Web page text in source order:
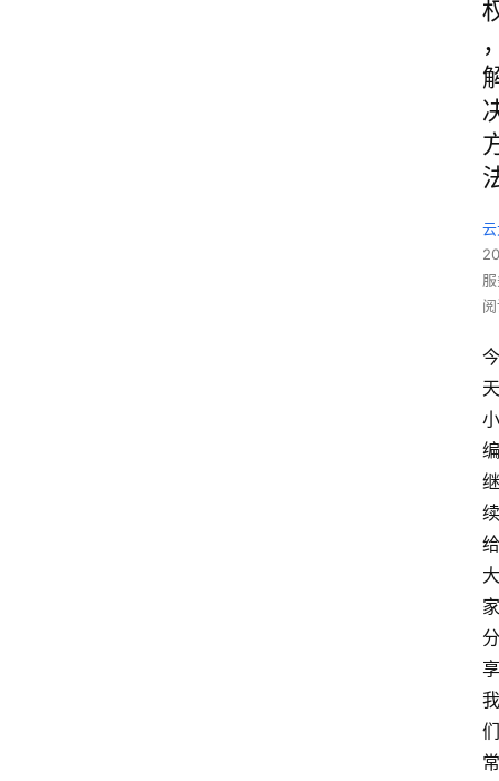
今
天
小
编
继
续
给
大
家
分
享
我
们
常